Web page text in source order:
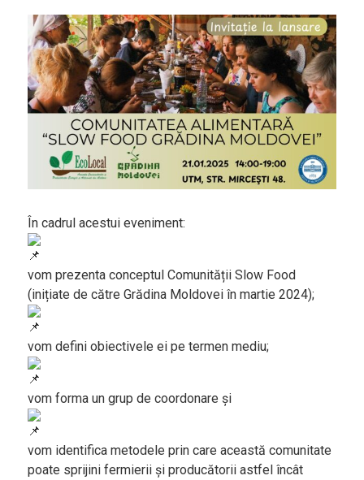
Chineză
Adaugă rețetă
Revistă
Gastronomie
Știri culinare
Agenda și
Concursuri
Digest
PoftaBuna.md
În cadrul acestui eveniment:
vom prezenta conceptul Comunității Slow Food
(inițiate de către Grădina Moldovei în martie 2024);
vom defini obiectivele ei pe termen mediu;
vom forma un grup de coordonare și
vom identifica metodele prin care această comunitate
poate sprijini fermierii și producătorii astfel încât